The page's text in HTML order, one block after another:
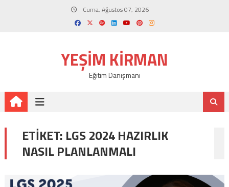
Cuma, Ağustos 07, 2026
YEŞIM KIRMAN
Eğitim Danışmanı
ETIKET: LGS 2024 HAZIRLIK
NASIL PLANLANMALI